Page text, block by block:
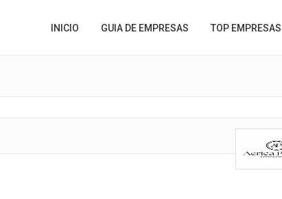
INICIO GUIA DE EMPRESAS TOP EMPRESAS